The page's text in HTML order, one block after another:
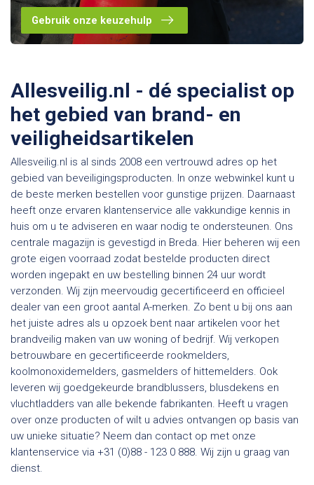
Gebruik onze keuzehulp
Allesveilig.nl - dé specialist op
het gebied van brand- en
veiligheidsartikelen
Allesveilig.nl is al sinds 2008 een vertrouwd adres op het
gebied van beveiligingsproducten. In onze webwinkel kunt u
de beste merken bestellen voor gunstige prijzen. Daarnaast
heeft onze ervaren klantenservice alle vakkundige kennis in
huis om u te adviseren en waar nodig te ondersteunen. Ons
centrale magazijn is gevestigd in Breda. Hier beheren wij een
grote eigen voorraad zodat bestelde producten direct
worden ingepakt en uw bestelling binnen 24 uur wordt
verzonden. Wij zijn meervoudig gecertificeerd en officieel
dealer van een groot aantal A-merken. Zo bent u bij ons aan
het juiste adres als u opzoek bent naar artikelen voor het
brandveilig maken van uw woning of bedrijf. Wij verkopen
betrouwbare en gecertificeerde rookmelders,
koolmonoxidemelders, gasmelders of hittemelders. Ook
leveren wij goedgekeurde brandblussers, blusdekens en
vluchtladders van alle bekende fabrikanten. Heeft u vragen
over onze producten of wilt u advies ontvangen op basis van
uw unieke situatie? Neem dan contact op met onze
klantenservice via +31 (0)88 - 123 0 888. Wij zijn u graag van
dienst.